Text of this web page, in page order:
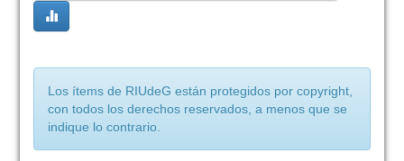
Los ítems de RIUdeG están protegidos por copyright,
con todos los derechos reservados, a menos que se
indique lo contrario.